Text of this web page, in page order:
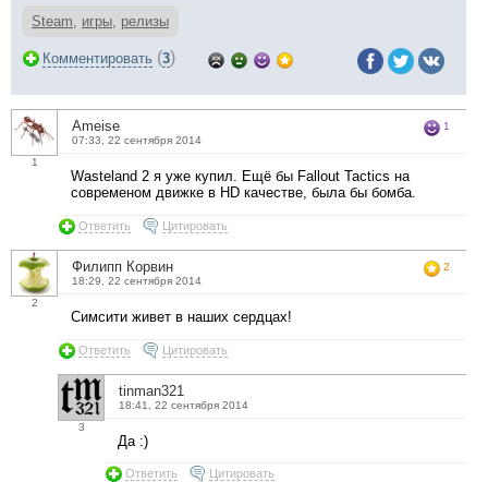
Steam, игры, релизы
Комментировать (3)
1
Ameise
07:33, 22 сентября 2014
1
Wasteland 2 я уже купил. Ещё бы Fallout Tactics на
современом движке в HD качестве, была бы бомба.
Ответить Цитировать
2
Филипп Корвин
18:29, 22 сентября 2014
2
Симсити живет в наших сердцах!
Ответить Цитировать
3
tinman321
18:41, 22 сентября 2014
Да :)
Ответить Цитировать